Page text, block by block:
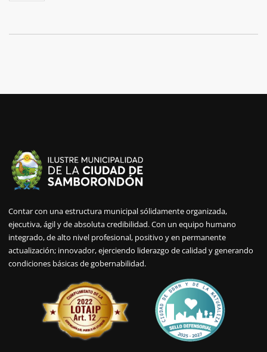
Contar con una estructura municipal sólidamente organizada,
ejecutiva, ágil y de absoluta credibilidad. Con un equipo humano
integrado, de alto nivel profesional, positivo y en permanente
actualización; innovador, ejerciendo liderazgo de calidad y generando
condiciones básicas de gobernabilidad.